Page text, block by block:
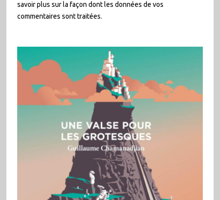
savoir plus sur la façon dont les données de vos
commentaires sont traitées.